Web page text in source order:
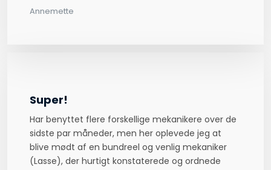
Annemette
Super!
Har benyttet flere forskellige mekanikere over de
sidste par måneder, men her oplevede jeg at
blive mødt af en bundreel og venlig mekaniker
(Lasse), der hurtigt konstaterede og ordnede